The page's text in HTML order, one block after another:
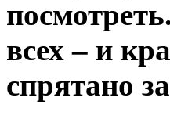
всех – и
спрятано